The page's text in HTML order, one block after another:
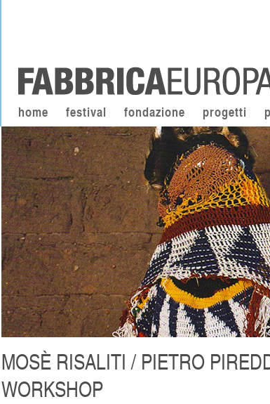
home festival fondazione progetti
MOSÈ RISALITI / PIETRO
WORKSHOP